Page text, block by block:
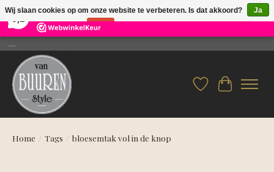
26 Reviews ×
....
Verlanglijst
Home / Tags / bloesemtak vol in de knop
Wij slaan cookies op om onze website te verbeteren. Is dat akkoord?
Ja
Nee